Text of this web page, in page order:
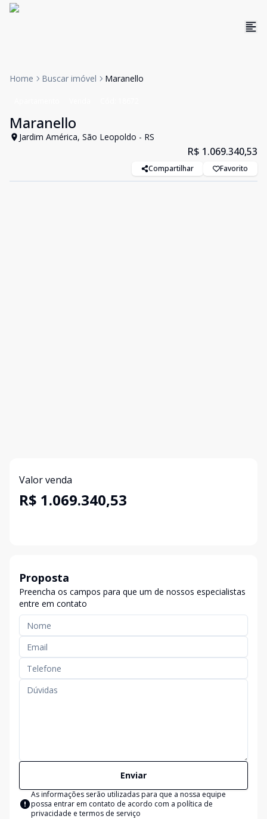
Home Buscar imóvel Maranello
Maranello
Jardim América, São Leopoldo - RS
R$ 1.069.340,53
Compartilhar Favorito
Valor venda
R$ 1.069.340,53
Proposta
Preencha os campos para que um de nossos especialistas
entre em contato
Enviar
As informações serão utilizadas para que a nossa equipe
possa entrar em contato de acordo com a política de
privacidade e termos de serviço